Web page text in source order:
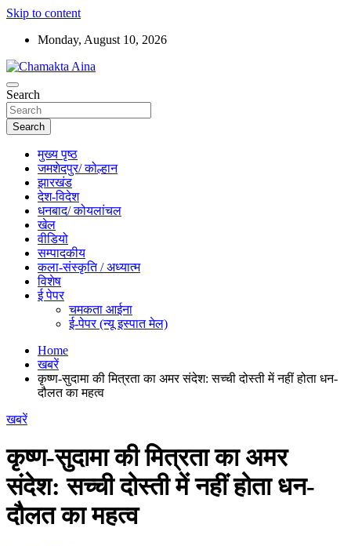
Skip to content
Monday, August 10, 2026
Chamakta Aina
Hindi News Paper – Jharkhand
Search
Search
मुख्य पृष्ठ
जमशेदपुर/ कोल्हान
झारखंड
देश-विदेश
धनबाद/ कोयलांचल
खेल
वीडियो
सम्पादकीय
कला-संस्कृति / अध्यात्म
विशेष
ई पेपर
चमकता आईना
ई-पेपर (न्यू इस्पात मेल)
Home
खबरें
कृष्ण-सुदामा की मित्रता का अमर संदेश: सच्ची दोस्ती में नहीं होता धन-
दौलत का महत्व
खबरें
कृष्ण-सुदामा की मित्रता का अमर
संदेश: सच्ची दोस्ती में नहीं होता धन-
दौलत का महत्व